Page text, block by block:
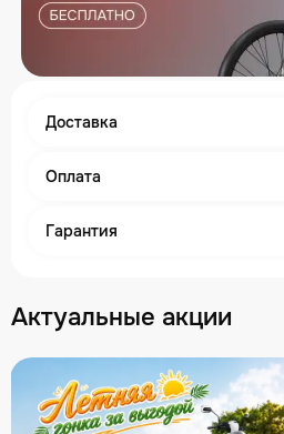
Доставка
Оплата
Гарантия
Актуальные акции